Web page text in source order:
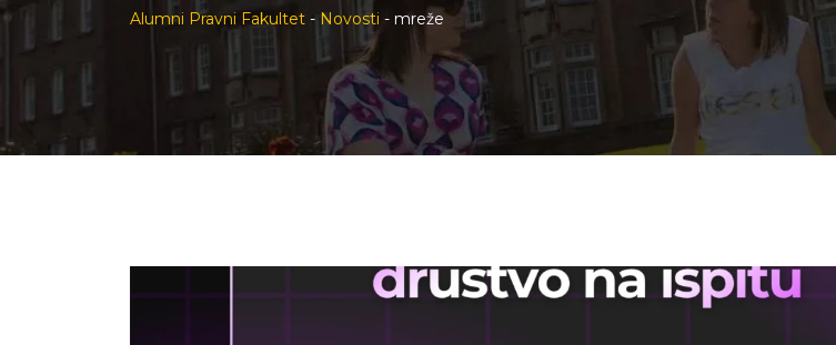
Alumni Pravni Fakultet -Novosti - mreže